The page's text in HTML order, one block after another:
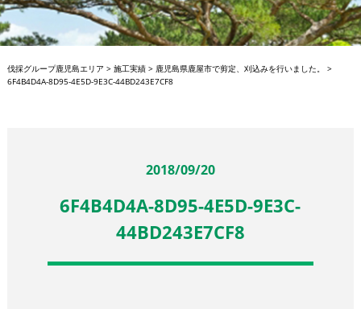
伐採グループ鹿児島エリア > 施工実績> 鹿児島県鹿屋市で剪定、刈込みを行いました。
>
6F4B4D4A-8D95-4E5D-9E3C-44BD243E7CF8
2018/09/20
6F4B4D4A-8D95-4E5D-9E3C-
44BD243E7CF8